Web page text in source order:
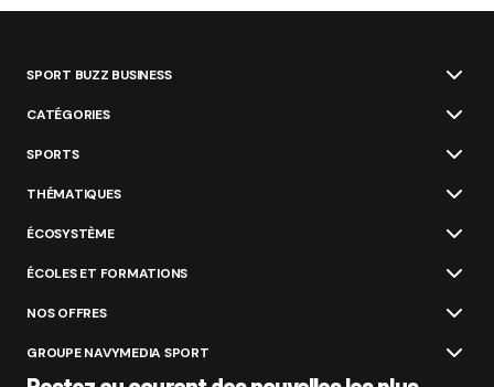
SPORT BUZZ BUSINESS
CATÉGORIES
SPORTS
THÉMATIQUES
ÉCOSYSTÈME
ÉCOLES ET FORMATIONS
NOS OFFRES
GROUPE NAVYMEDIA SPORT